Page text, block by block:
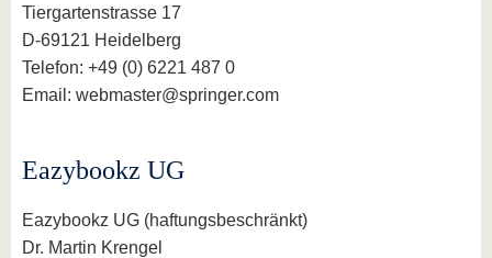
Tiergartenstrasse 17
D-69121 Heidelberg
Telefon: +49 (0) 6221 487 0
Email: webmaster@springer.com
Eazybookz UG
Eazybookz UG (haftungsbeschränkt)
Dr. Martin Krengel